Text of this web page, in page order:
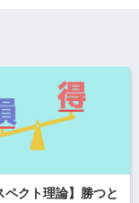
ペクト理論】勝つと